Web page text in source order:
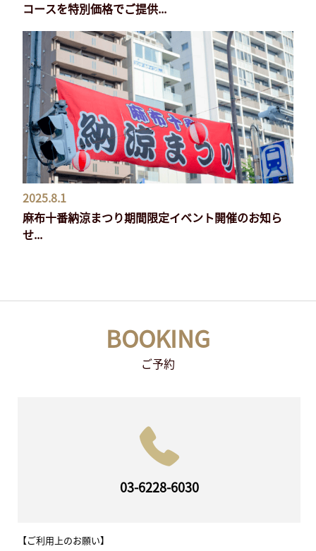
コースを特別価格でご提供...
2025.8.1
麻布十番納涼まつり期間限定イベント開催のお知ら
せ...
BOOKING
ご予約
03-6228-6030
【ご利用上のお願い】